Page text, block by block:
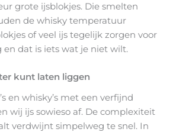
grote ijsblokjes. Die smelten
de whisky temperatuur
of veel ijs tegelijk zorgen voor
en dat is iets wat je niet wilt.
kunt laten liggen
en whisky’s met een verfijnd
wij ijs sowieso af. De complexiteit
verdwijnt simpelweg te snel. In